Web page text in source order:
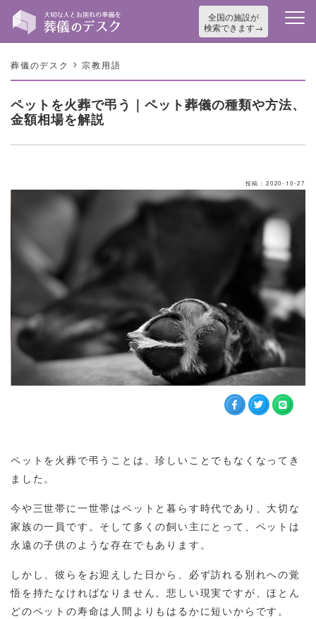
全国の施設が
検索できます
葬儀のデスク >宗教用語
ペットを⽕葬で弔う｜ペット葬儀の種類や⽅法、
⾦額相場を解説
投稿：2020-10-27
ペットを火葬で弔うことは、珍しいことでもなくなってき
ました。
今や三世帯に一世帯はペットと暮らす時代であり、大切な
家族の一員です。そして多くの飼い主にとって、ペットは
永遠の子供のような存在でもあります。
しかし、彼らをお迎えした日から、必ず訪れる別れへの覚
悟を持たなければなりません。悲しい現実ですが、ほとん
どのペットの寿命は人間よりもはるかに短いからです。